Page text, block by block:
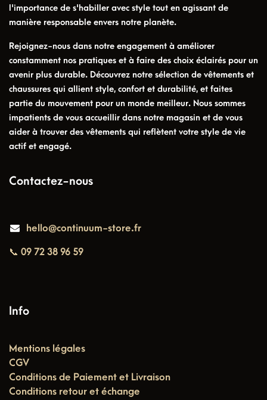
l'importance de s'habiller avec style tout en agissant de
manière responsable envers notre planète.
Rejoignez-nous dans notre engagement à améliorer
constamment nos pratiques et à faire des choix éclairés pour un
avenir plus durable. Découvrez notre sélection de vêtements et
chaussures qui allient style, confort et durabilité, et faites
partie du mouvement pour un monde meilleur. Nous sommes
impatients de vous accueillir dans notre magasin et de vous
aider à trouver des vêtements qui reflètent votre style de vie
actif et engagé.
Contactez-nous
hello@continuum-store.fr
📞 09 72 38 96 59
Info
Mentions légales
CGV
Conditions de Paiement et Livraison
Conditions retour et échange